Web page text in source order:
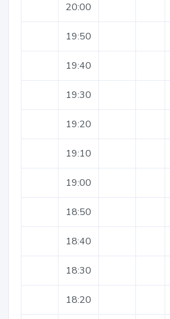
20:00
19:50
19:40
19:30
19:20
19:10
19:00
18:50
18:40
18:30
18:20